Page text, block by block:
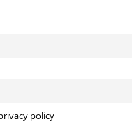
policy